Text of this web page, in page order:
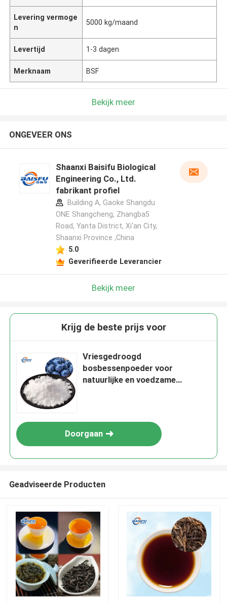
Levering vermoge
n
5000 kg/maand
Levertijd 1-3 dagen
Merknaam BSF
Bekijk meer
ONGEVEER ONS
Shaanxi Baisifu Biological
Engineering Co., Ltd.
fabrikant profiel
Building A, Gaoke Shangdu
ONE Shangcheng, Zhangba5
Road, Yanta District, Xi'an City,
Shaanxi Province ,China
5.0
Geverifieerde Leverancier
Bekijk meer
Krijg de beste prijs voor
Vriesgedroogd
bosbessenpoeder voor
natuurlijke en voedzame
Doorgaan
Geadviseerde Producten